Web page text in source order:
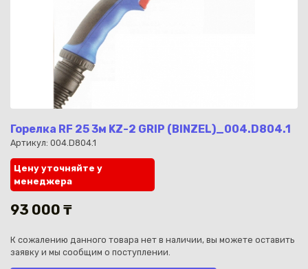
Горелка RF 25 3м KZ-2 GRIP (BINZEL)_004.D804.1
Артикул: 004.D804.1
Цену уточняйте у
менеджера
93 000 ₸
К сожалению данного товара нет в наличии, вы можете оставить
заявку и мы сообщим о поступлении.